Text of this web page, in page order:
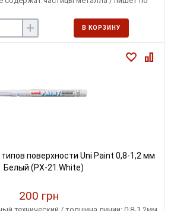
+ В КОРЗИНУ
поверхности Uni Paint 0,8-1,2 мм
Белый (PX-21.White)
200 грн